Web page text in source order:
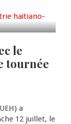
le
tournée
a
12 juillet, le